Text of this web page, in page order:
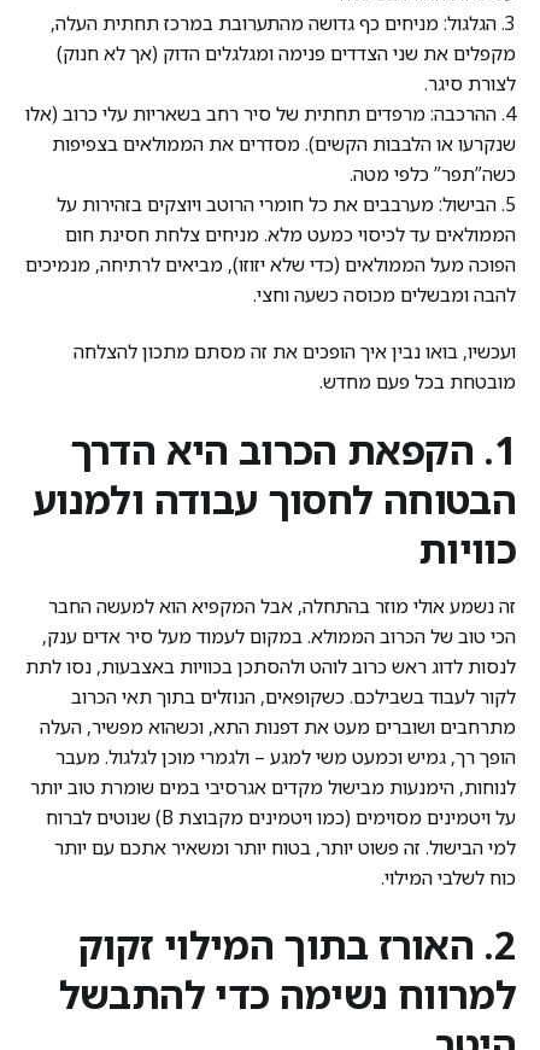
3. הגלגול: מניחים כף גדושה מהתערובת במרכז תחתית העלה,
מקפלים את שני הצדדים פנימה ומגלגלים הדוק (אך לא חנוק)
לצורת סיגר.
4. ההרכבה: מרפדים תחתית של סיר רחב בשאריות עלי כרוב (אלו
שנקרעו או הלבבות הקשים). מסדרים את הממולאים בצפיפות
כשה”תפר” כלפי מטה.
5. הבישול: מערבבים את כל חומרי הרוטב ויוצקים בזהירות על
הממולאים עד לכיסוי כמעט מלא. מניחים צלחת חסינת חום
הפוכה מעל הממולאים (כדי שלא יזוזו), מביאים לרתיחה, מנמיכים
להבה ומבשלים מכוסה כשעה וחצי.
ועכשיו, בואו נבין איך הופכים את זה מסתם מתכון להצלחה
מובטחת בכל פעם מחדש.
1. הקפאת הכרוב היא הדרך
הבטוחה לחסוך עבודה ולמנוע
כוויות
זה נשמע אולי מוזר בהתחלה, אבל המקפיא הוא למעשה החבר
הכי טוב של הכרוב הממולא. במקום לעמוד מעל סיר אדים ענק,
לנסות לדוג ראש כרוב לוהט ולהסתכן בכוויות באצבעות, נסו לתת
לקור לעבוד בשבילכם. כשקופאים, הנוזלים בתוך תאי הכרוב
מתרחבים ושוברים מעט את דפנות התא, וכשהוא מפשיר, העלה
הופך רך, גמיש וכמעט משי למגע – ולגמרי מוכן לגלגול. מעבר
לנוחות, הימנעות מבישול מקדים אגרסיבי במים שומרת טוב יותר
על ויטמינים מסוימים (כמו ויטמינים מקבוצת B) שנוטים לברוח
למי הבישול. זה פשוט יותר, בטוח יותר ומשאיר אתכם עם יותר
כוח לשלבי המילוי.
2. האורז בתוך המילוי זקוק
למרווח נשימה כדי להתבשל